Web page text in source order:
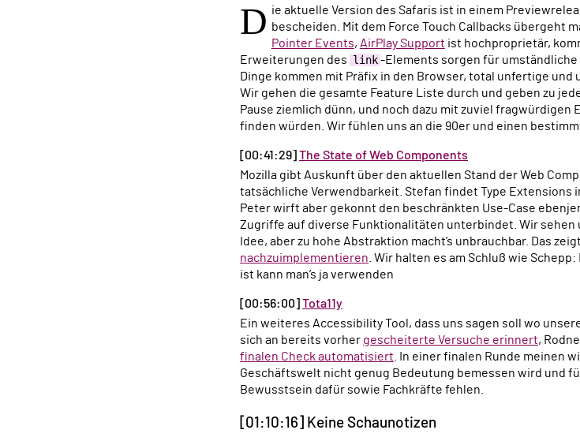
D ie aktuelle Version des Safaris ist in einem
bescheiden. Mit dem Force Touch Callbacks übergeht
Pointer Events, AirPlay Support ist hochproprietär,
Erweiterungen des link -Elements sorgen für umständliche
Dinge kommen mit Präfix in den Browser, total unfertige und
Wir gehen die gesamte Feature Liste durch und geben zu
Pause ziemlich dünn, und noch dazu mit zuviel
finden würden. Wir fühlen uns an die 90er und einen
[00:41:29] The State of Web Components
Mozilla gibt Auskunft über den aktuellen Stand der Web Components Standards, und wir sprechen über deren
tatsächliche Verwendbarkeit. Stefan findet Type Extensions
Peter wirft aber gekonnt den beschränkten Use-Case
Zugriffe auf diverse Funktionalitäten unterbindet. Wir sehen
Idee, aber zu hohe Abstraktion macht’s unbrauchbar. Das
nachzuimplementieren . Wir halten es am Schluß wie
ist kann man’s ja verwenden
[00:56:00] Tota11y
Ein weiteres Accessibility Tool, dass uns sagen soll wo unsere Barrierefreiheitsschnitzer sind. Peter fühlt
sich an bereits vorher gescheiterte Versuche erinnert,
finalen Check automatisiert . In einer finalen Runde meinen
Geschäftswelt nicht genug Bedeutung bemessen wird und
Bewusstsein dafür sowie Fachkräfte fehlen.
[01:10:16] Keine Schaunotizen